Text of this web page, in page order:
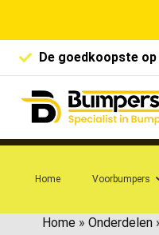
De goedkoopste
Home Voorbumpers
Home » Onderdelen